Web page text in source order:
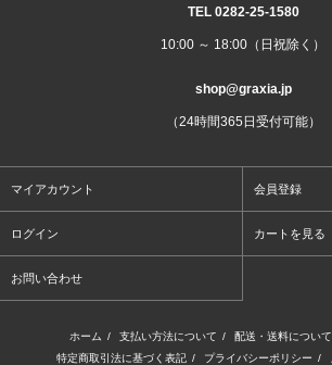
TEL 0282‐25‐1580
10:00 ～ 18:00（日祝除く）
shop@graxia.jp
（24時間365日受付可能）
マイアカウント 会員登録
ログイン カートを見る
お問い合わせ
ホーム / 支払い方法について / 配送・送料について
特定商取引法に基づく表記 / プライバシーポリシー /